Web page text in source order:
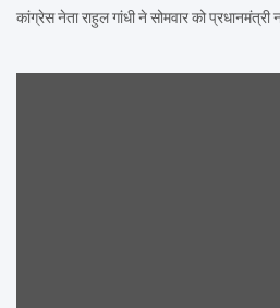
कांग्रेस नेता राहुल गांधी ने सोमवार को